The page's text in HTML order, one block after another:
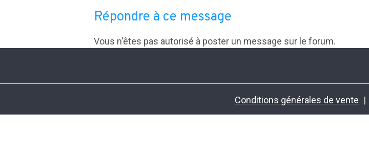
Répondre à ce message
Vous n'êtes pas autorisé à poster un message sur le forum.
Conditions générales de vente